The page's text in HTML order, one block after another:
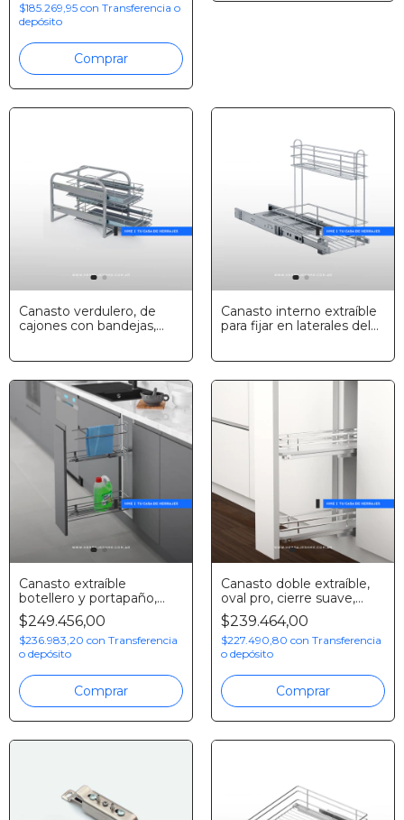
$185.269,95 con Transferencia o
depósito
Comprar
Canasto verdulero, de
cajones con bandejas,
Canasto interno extraíble
para fijar en laterales del
Canasto extraíble
botellero y portapaño,
cromo, Starax
$249.456,00
$236.983,20 con Transferencia
o depósito
Comprar
Canasto doble extraíble,
oval pro, cierre suave,
ADN
$239.464,00
$227.490,80 con Transferencia
o depósito
Comprar